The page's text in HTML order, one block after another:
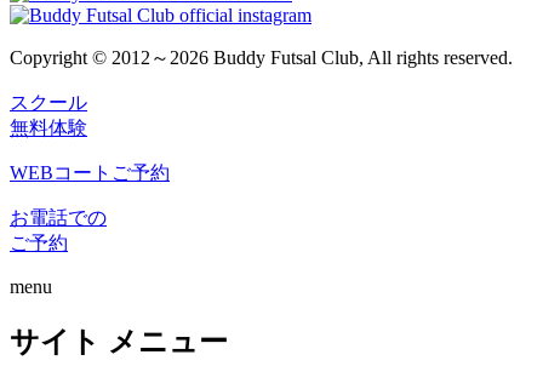
Copyright © 2012～2026 Buddy Futsal Club, All rights reserved.
スクール
無料体験
WEBコートご予約
お電話での
ご予約
menu
サイト メニュー